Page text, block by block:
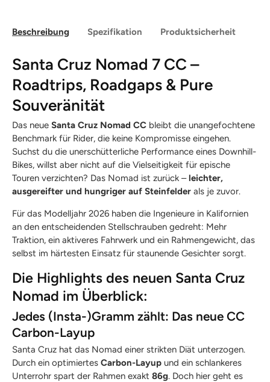
Beschreibung Spezifikation Produktsicherheit
Santa Cruz Nomad 7 CC –
Roadtrips, Roadgaps & Pure
Souveränität
Das neue Santa Cruz Nomad CC bleibt die unangefochtene
Benchmark für Rider, die keine Kompromisse eingehen.
Suchst du die unerschütterliche Performance eines Downhill-
Bikes, willst aber nicht auf die Vielseitigkeit für epische
Touren verzichten? Das Nomad ist zurück –leichter,
ausgereifter und hungriger auf Steinfelder als je zuvor.
Für das Modelljahr 2026 haben die Ingenieure in Kalifornien
an den entscheidenden Stellschrauben gedreht: Mehr
Traktion, ein aktiveres Fahrwerk und ein Rahmengewicht, das
selbst im härtesten Einsatz für staunende Gesichter sorgt.
Die Highlights des neuen Santa Cruz
Nomad im Überblick:
Jedes (Insta-)Gramm zählt: Das neue CC
Carbon-Layup
Santa Cruz hat das Nomad einer strikten Diät unterzogen.
Durch ein optimiertes Carbon-Layup und ein schlankeres
Unterrohr spart der Rahmen exakt 86g. Doch hier geht es